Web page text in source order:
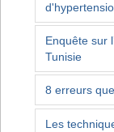
Enquête sur
Tunisie
8 erreurs
Les